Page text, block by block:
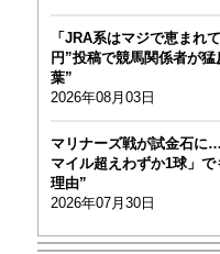
「JRA系はマジで恵まれ
円”投稿で競馬関係者が
葉”
2026年08月03日
マリナーズ戦が試金石に
マイル超えわずか1球」
理由”
2026年07月30日